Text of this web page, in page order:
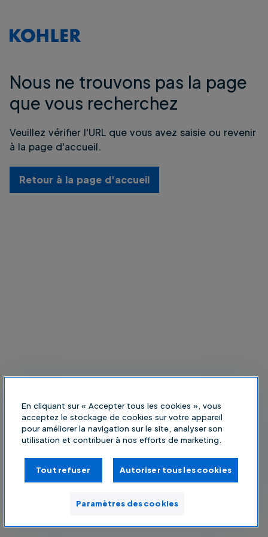
Nous ne trouvons pas la page
que vous recherchez
Veuillez vérifier l'URL que vous avez saisie ou revenir
à la page d'accueil.
Retour à la page d'accueil
En cliquant sur « Accepter tous les cookies », vous
acceptez le stockage de cookies sur votre appareil
pour améliorer la navigation sur le site, analyser son
utilisation et contribuer à nos efforts de marketing.
Tout refuser Autoriser tous les cookies
Paramètres des cookies